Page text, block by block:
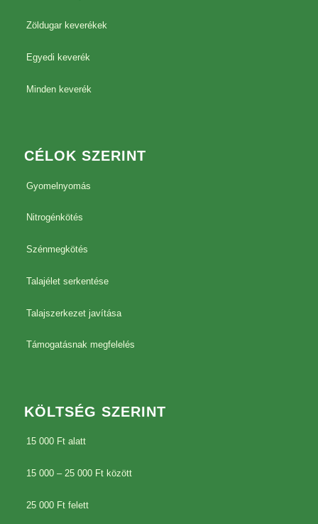
Zöldugar keverékek
Egyedi keverék
Minden keverék
CÉLOK SZERINT
Gyomelnyomás
Nitrogénkötés
Szénmegkötés
Talajélet serkentése
Talajszerkezet javítása
Támogatásnak megfelelés
KÖLTSÉG SZERINT
15 000 Ft alatt
15 000 – 25 000 Ft között
25 000 Ft felett